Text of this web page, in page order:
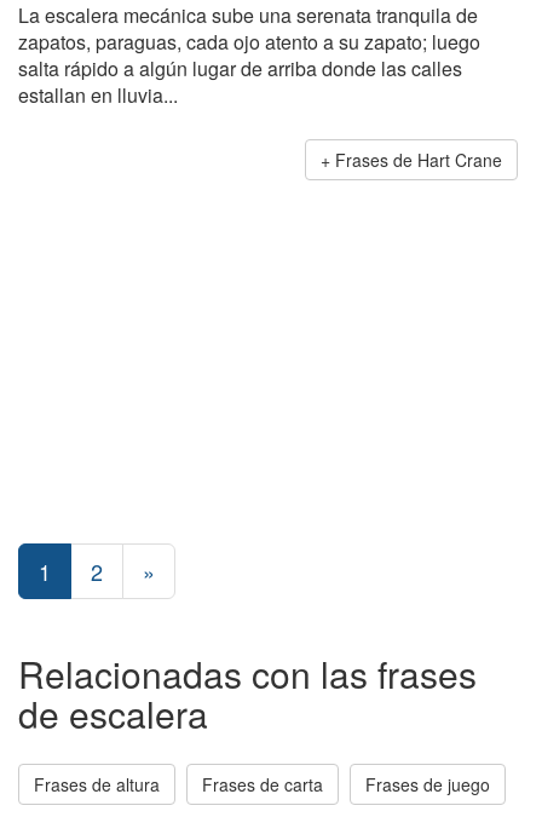
La escalera mecánica sube una serenata tranquila de
zapatos, paraguas, cada ojo atento a su zapato; luego
salta rápido a algún lugar de arriba donde las calles
estallan en lluvia...
Frases de Hart Crane
1 2 »
Relacionadas con las frases
de escalera
Frases de altura Frases de carta Frases de juego